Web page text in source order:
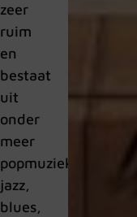
zeer
ruim
en
bestaat
uit
onder
meer
popmuziek,
jazz,
blues,